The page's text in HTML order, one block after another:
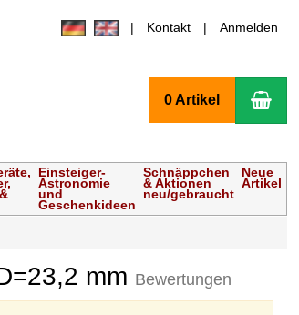
Kontakt Anmelden
0 Artikel
Einsteiger-
Astronomie
und
Geschenkideen
Schnäppchen
& Aktionen
neu/gebraucht
Neue
Artikel
mm Bewertungen